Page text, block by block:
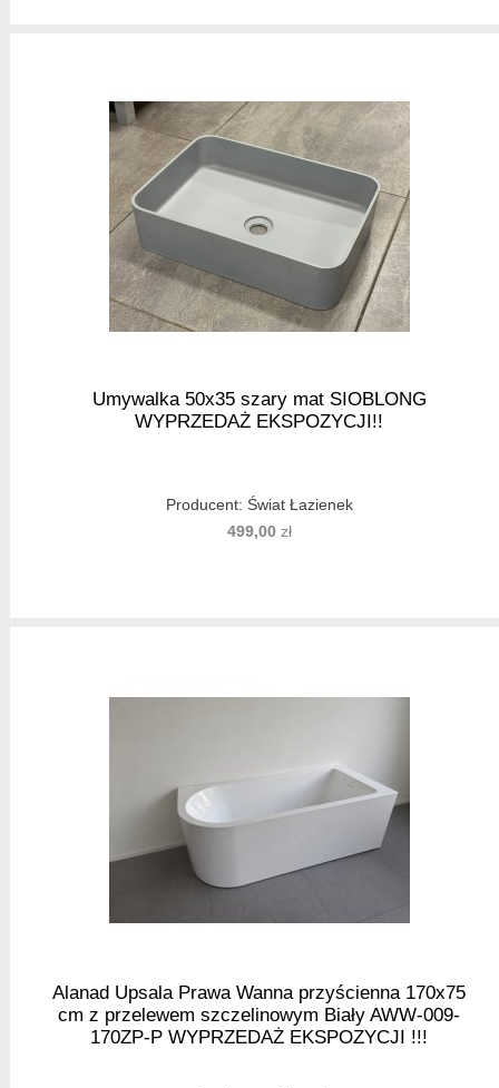
Umywalka 50x35 szary mat SIOBLONG
WYPRZEDAŻ EKSPOZYCJI!!
Producent: Świat Łazienek
499,00zł
Alanad Upsala Prawa Wanna przyścienna 170x75
cm z przelewem szczelinowym Biały AWW-009-
170ZP-P WYPRZEDAŻ EKSPOZYCJI !!!